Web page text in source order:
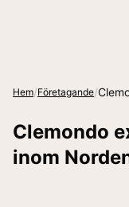
Hem/Företagande/
Clemondo
inom